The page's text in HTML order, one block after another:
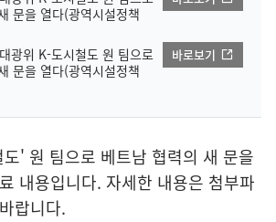
문을 열다(광역시설정책
광위 K-도시철도 원 팀으로
문을 열다(광역시설정책
바로보기
' 원 팀으로 베트남 협력의 새 문을
내용입니다. 자세한 내용은 첨부파
랍니다.